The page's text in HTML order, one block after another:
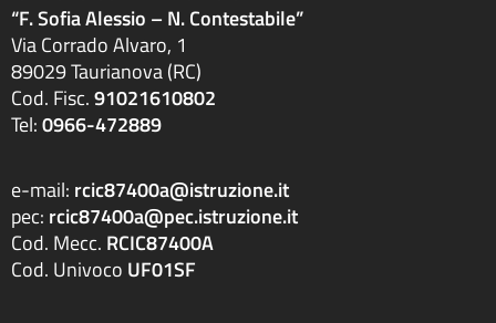
“F. Sofia Alessio – N. Contestabile”
Via Corrado Alvaro, 1
89029 Taurianova (RC)
Cod. Fisc.91021610802
Tel:0966-472889
e-mail: rcic87400a@istruzione.it
pec: rcic87400a@pec.istruzione.it
Cod. Mecc. RCIC87400A
Cod. Univoco UF01SF